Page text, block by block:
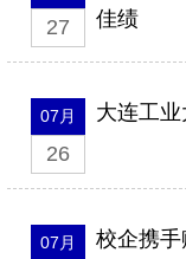
27 佳绩
07月
26
大连工
07月 校企携